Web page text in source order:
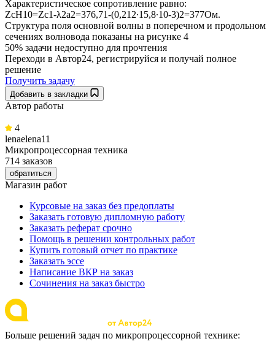
Характеристическое сопротивление равно:
ZcH10=Zc1-λ2a2=376,71-(0,212∙15,8∙10-3)2=377Ом.
Структура поля основной волны в поперечном и продольном
сечениях волновода показаны на рисунке 4
50% задачи недоступно для прочтения
Переходи в Автор24, регистрируйся и получай полное
решение
Получить задачу
Добавить в закладки
Автор работы
4
lenaelena11
Микропроцессорная техника
714 заказов
обратиться
Магазин работ
Курсовые на заказ без предоплаты
Заказать готовую дипломную работу
Заказать реферат срочно
Помощь в решении контрольных работ
Купить готовый отчет по практике
Заказать эссе
Написание ВКР на заказ
Сочинения на заказ быстро
Больше решений задач по микропроцессорной технике: